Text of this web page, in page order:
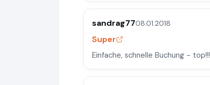
sandrag7708.01.2018
Super
Einfache, schnelle Buchung - top!!!